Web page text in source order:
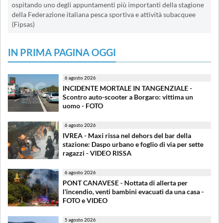
ospitando uno degli appuntamenti più importanti della stagione
della Federazione italiana pesca sportiva e attività subacquee
(Fipsas)
IN PRIMA PAGINA OGGI
6 agosto 2026
INCIDENTE MORTALE IN TANGENZIALE -
Scontro auto-scooter a Borgaro: vittima un
uomo - FOTO
6 agosto 2026
IVREA - Maxi rissa nel dehors del bar della
stazione: Daspo urbano e foglio di via per sette
ragazzi - VIDEO RISSA
6 agosto 2026
PONT CANAVESE - Nottata di allerta per
l'incendio, venti bambini evacuati da una casa -
FOTO e VIDEO
5 agosto 2026